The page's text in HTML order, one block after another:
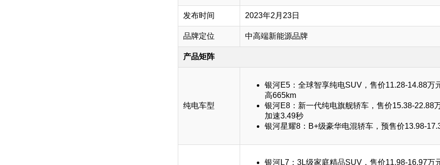
发布时间 2023年2月23日
品牌定位 中高端新能源品牌
产品矩阵
纯电车型
银河E5：全球智享纯电SUV，售价11.28-14.88万
高665km
银河E8：新一代纯电旗舰轿车，售价15.38-22.88
加速3.49秒
银河星耀8：B+级豪华电混轿车，预售价13.98-
银河L7：3L级家庭精品SUV，售价11.98-16.97万